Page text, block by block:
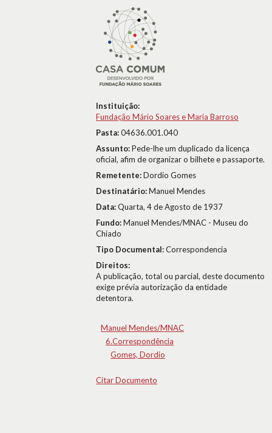
Instituição:
Fundação Mário Soares e Maria Barroso
Pasta:04636.001.040
Assunto:Pede-lhe um duplicado da licença
oficial, afim de organizar o bilhete e passaporte.
Remetente:Dordio Gomes
Destinatário:Manuel Mendes
Data:Quarta, 4 de Agosto de 1937
Fundo:Manuel Mendes/MNAC - Museu do
Chiado
Tipo Documental:Correspondencia
Direitos:
A publicação, total ou parcial, deste documento
exige prévia autorização da entidade
detentora.
Manuel Mendes/MNAC
6.Correspondência
Gomes, Dordio
Citar Documento